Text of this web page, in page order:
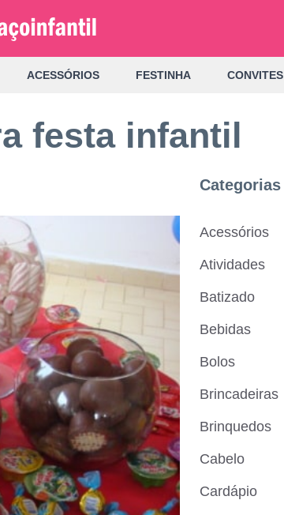
ACESSÓRIOS FESTINHA CONVITES
festa infantil
Categorias
Acessórios
Atividades
Batizado
Bebidas
Bolos
Brincadeiras
Brinquedos
Cabelo
Cardápio